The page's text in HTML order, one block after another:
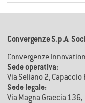
Convergenze S.p.A.
Convergenze
Sede operativa:
Via Seliano 2,
Sede legale:
Via Magna Graecia